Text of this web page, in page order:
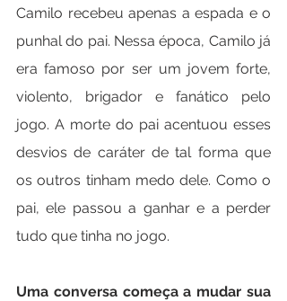
Camilo recebeu apenas a espada e o
punhal do pai. Nessa época, Camilo já
era famoso por ser um jovem forte,
violento, brigador e fanático pelo
jogo. A morte do pai acentuou esses
desvios de caráter de tal forma que
os outros tinham medo dele. Como o
pai, ele passou a ganhar e a perder
tudo que tinha no jogo.
Uma conversa começa a mudar sua